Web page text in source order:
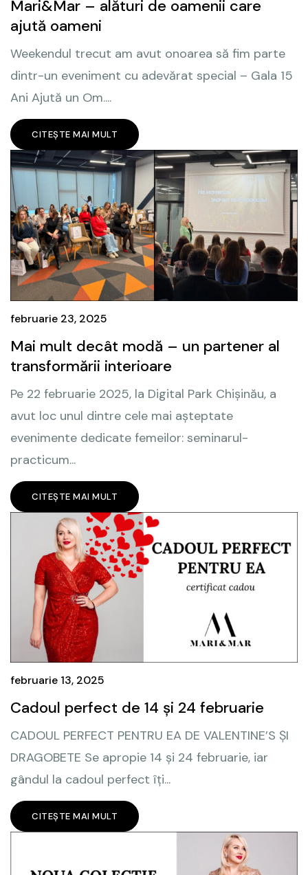
Mari&Mar – alături de oamenii care
ajută oameni
Weekendul trecut am avut onoarea să fim parte
dintr-un eveniment cu adevărat special – Gala 15
Ani Ajută un Om....
CITEȘTE MAI MULT
februarie 23, 2025
Mai mult decât modă – un partener al
transformării interioare
Pe 22 februarie 2025, la Digital Park Chișinău, a
avut loc unul dintre cele mai așteptate
evenimente dedicate femeilor: seminarul-
practicum...
CITEȘTE MAI MULT
februarie 13, 2025
Cadoul perfect de 14 și 24 februarie
CADOUL PERFECT PENTRU EA DE VALENTINE’S ȘI
DRAGOBETE Se apropie 14 și 24 februarie, iar
gândul la cadoul perfect îți...
CITEȘTE MAI MULT